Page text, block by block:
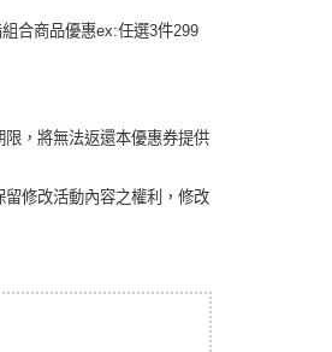
合商品優惠ex:任選3件299
，將無法返還本優惠券提供
修改活動內容之權利，修改